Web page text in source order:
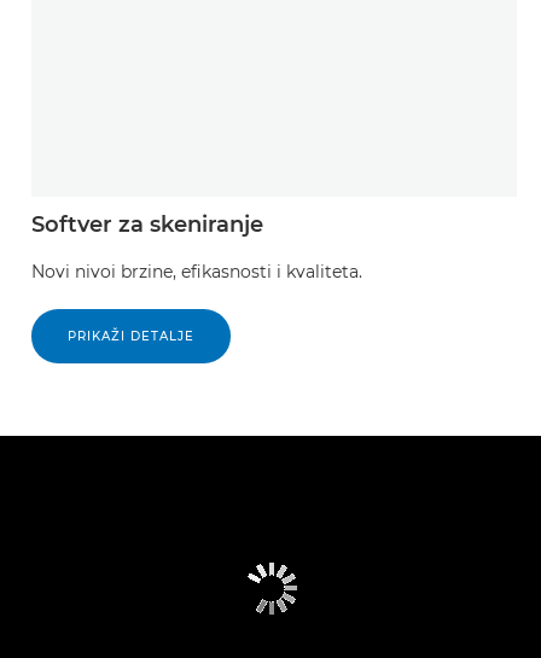
Softver za skeniranje
Novi nivoi brzine, efikasnosti i kvaliteta.
PRIKAŽI DETALJE